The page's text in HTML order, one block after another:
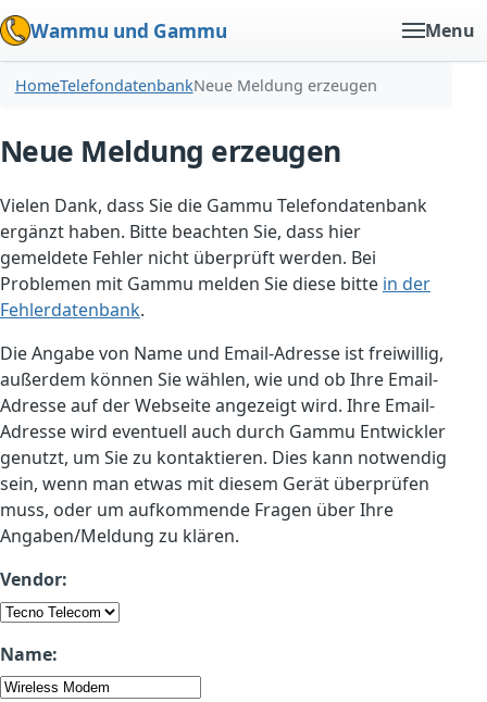
Wammu und Gammu Menu
HomeTelefondatenbankNeue Meldung erzeugen
Neue Meldung erzeugen
Vielen Dank, dass Sie die Gammu Telefondatenbank
ergänzt haben. Bitte beachten Sie, dass hier
gemeldete Fehler nicht überprüft werden. Bei
Problemen mit Gammu melden Sie diese bitte in der
Fehlerdatenbank.
Die Angabe von Name und Email-Adresse ist freiwillig,
außerdem können Sie wählen, wie und ob Ihre Email-
Adresse auf der Webseite angezeigt wird. Ihre Email-
Adresse wird eventuell auch durch Gammu Entwickler
genutzt, um Sie zu kontaktieren. Dies kann notwendig
sein, wenn man etwas mit diesem Gerät überprüfen
muss, oder um aufkommende Fragen über Ihre
Angaben/Meldung zu klären.
Vendor:
Name: